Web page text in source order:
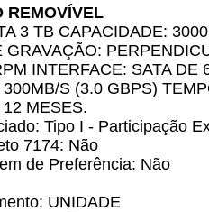
REMOVÍVEL
3 TB CAPACIDADE:
GRAVAÇÃO:
INTERFACE: SATA DE
S (3.0 GBPS)
MESES.
Tipo I - Participação
7174: Não
de Preferência: Não
UNIDADE